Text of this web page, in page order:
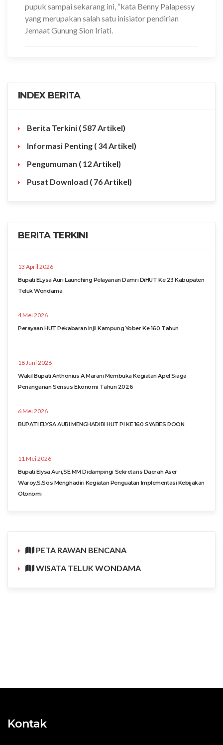
pupuk sampai sekarang ini, “kata Benny Palapessy
yang merupakan salah satu inisiator pendirian
Jemaat Gunung Sion Iriati.
INDEX BERITA
Berita Terkini ( 587 Artikel)
Informasi Penting ( 34 Artikel)
Pengumuman ( 12 Artikel)
Pusat Download ( 76 Artikel)
BERITA TERKINI
13 April 2026
Bupati ELysa Auri Launching Pelayanan Damri DiHUT Ke 23 Kabupaten
Teluk Wondama
4 Mei 2026
Perayaan HUT Pekabaran Injil Kampung Yober Ke 160 Tahun
18 Juni 2026
Wakil Bupati Anthonius A.Marani Membuka Kegiatan Apel Siaga
Penanganan Sensus Ekonomi Tahun 2026
6 Mei 2026
BUPATI ELYSA AURI MENGHADIRI HUT PI KE 160 SYABES ROON
11 Mei 2026
Bupati Elysa Auri,SE.MM Didampingi Sekretaris Daerah Aser
Waroy,S.Sos Menghadiri Kegiatan Penguatan Implementasi Kebijakan
Otonomi
PETA RAWAN BENCANA
WISATA TELUK WONDAMA
Kontak